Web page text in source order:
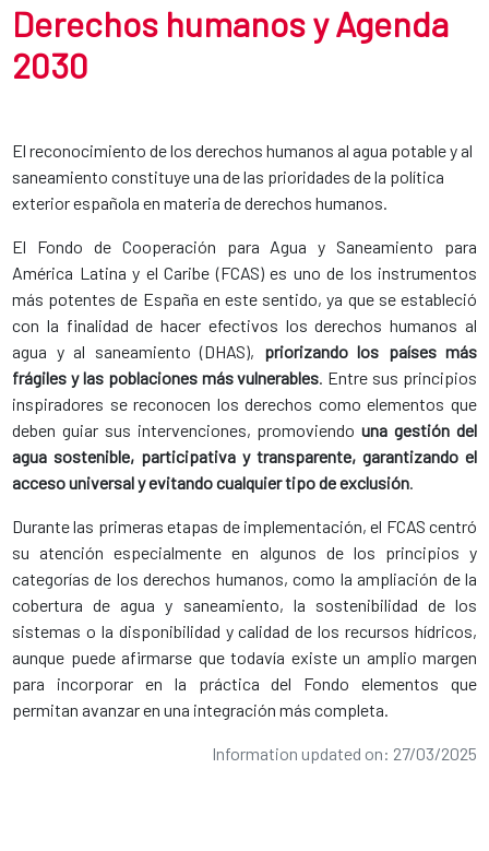
Derechos humanos y Agenda
2030
El reconocimiento de los derechos humanos al agua potable y al
saneamiento constituye una de las prioridades de la política
exterior española en materia de derechos humanos.
El Fondo de Cooperación para Agua y Saneamiento para
América Latina y el Caribe (FCAS) es uno de los instrumentos
más potentes de España en este sentido, ya que se estableció
con la finalidad de hacer efectivos los derechos humanos al
agua y al saneamiento (DHAS), priorizando los países más
frágiles y las poblaciones más vulnerables. Entre sus principios
inspiradores se reconocen los derechos como elementos que
deben guiar sus intervenciones, promoviendouna gestión del
agua sostenible, participativa y transparente, garantizando el
acceso universal y evitando cualquier tipo de exclusión.
​Durante las primeras etapas de implementación, el FCAS centró
su atención especialmente en algunos de los principios y
categorías de los derechos humanos, como la ampliación de la
cobertura de agua y saneamiento, la sostenibilidad de los
sistemas o la disponibilidad y calidad de los recursos hídricos,
aunque puede afirmarse que todavía existe un amplio margen
para incorporar en la práctica del Fondo elementos que
permitan avanzar en una integración más completa.
Information updated on: 27/03/2025